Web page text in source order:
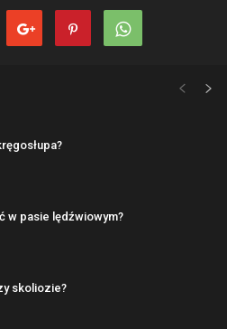
w pasie lędźwiowym?
skoliozie?